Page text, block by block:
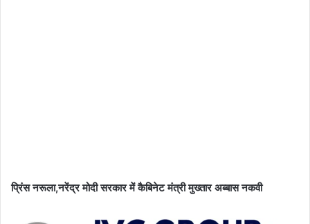
प्रिंस नरूला,नरेंद्र मोदी सरकार में कैबिनेट मंत्री मुख्तार अब्बास नकवी